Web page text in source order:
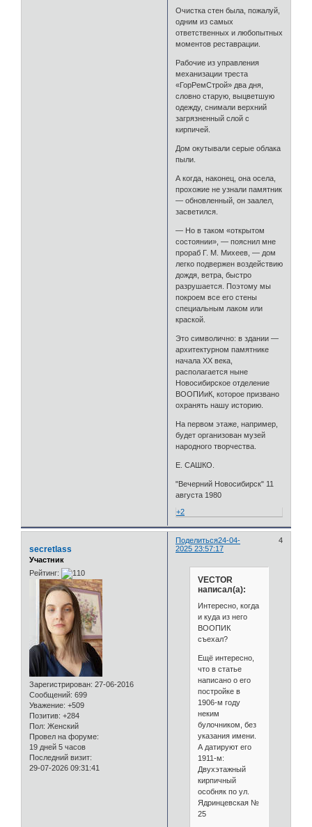
Очистка стен была, пожалуй,
одним из самых
ответственных и любопытных
моментов реставрации.
Рабочие из управления
механизации треста
«ГорРемСтрой» два дня,
словно старую, выцветшую
одежду, снимали верхний
загрязненный слой с
кирпичей.
Дом окутывали серые облака
пыли.
А когда, наконец, она осела,
прохожие не узнали памятник
— обновленный, он заалел,
засветился.
— Но в таком «открытом
состоянии», — пояснил мне
прораб Г. М. Михеев, — дом
легко подвержен воздействию
дождя, ветра, быстро
разрушается. Поэтому мы
покроем все его стены
специальным лаком или
краской.
Это символично: в здании —
архитектурном памятнике
начала XX века,
располагается ныне
Новосибирское отделение
ВООПИиК, которое призвано
охранять нашу историю.
На первом этаже, например,
будет организован музей
народного творчества.
Е. САШКО.
"Вечерний Новосибирск" 11
августа 1980
+2
Поделиться 4
24-04-
2025 23:57:17
secretlass
Участник
Рейтинг:
Зарегистрирован: 27-06-2016
Сообщений: 699
Уважение: +509
Позитив: +284
Пол: Женский
Провел на форуме:
19 дней 5 часов
Последний визит:
29-07-2026 09:31:41
VECTOR
написал(а):
Интересно, когда
и куда из него
ВООПИК
съехал?
Ещё интересно,
что в статье
написано о его
постройке в
1906-м году
неким
булочником, без
указания имени.
А датируют его
1911-м:
Двухэтажный
кирпичный
особняк по ул.
Ядринцевская №
25